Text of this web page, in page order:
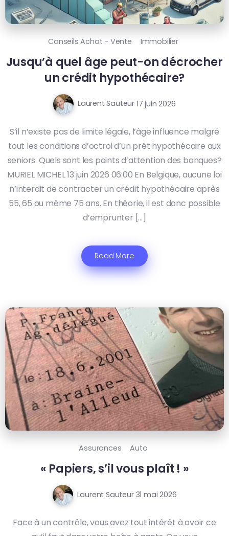
Conseils Achat - Vente Immobilier
Jusqu’à quel âge peut-on décrocher
un crédit hypothécaire?
Laurent Sauteur 17 juin 2026
S’il n’existe pas de limite légale, l’âge influence malgré
tout les conditions d’octroi d’un prêt hypothécaire aux
seniors. Quels sont les points d’attention des banques?
MURIEL MICHEL 13 juin 2026 06:00 En Belgique, aucune loi
n’interdit de contracter un crédit hypothécaire après
55, 65 ou même 75 ans. En théorie, il est donc possible
d’emprunter […]
Read More
Assurances Auto
« Papiers, s’il vous plaît ! »
Laurent Sauteur 31 mai 2026
Face à un contrôle, vous avez tout intérêt à avoir ce